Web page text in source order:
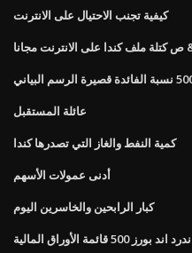
كيفية تجنب الاحتيال على الانترنت
ص كتلة ملف كندا على الانترنت مجانا
عائلة المستقبل
كمية النفط والغاز التي تصدرها كندا
أدنى عمولات الأسهم
كبار الرابحين والخاسرين اليوم